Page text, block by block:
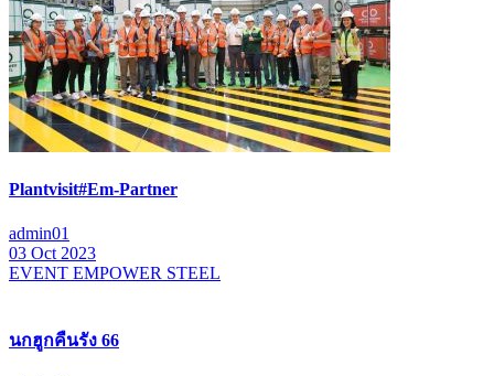
Plantvisit#Em-Partner
admin01
03 Oct 2023
EVENT EMPOWER STEEL
นกฮูกคืนรัง 66